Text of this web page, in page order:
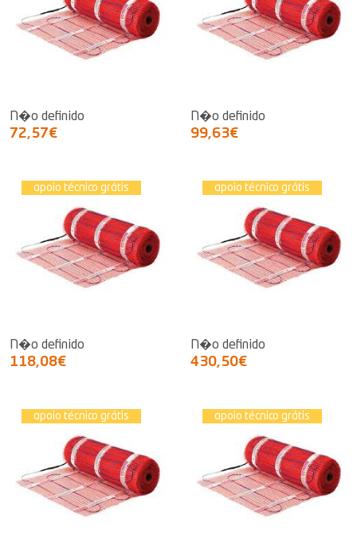
N�o definido
72,57€
N�o definido
99,63€
apoio técnico grátis
N�o definido
118,08€
apoio técnico grátis
N�o definido
430,50€
apoio técnico grátis apoio técnico grátis